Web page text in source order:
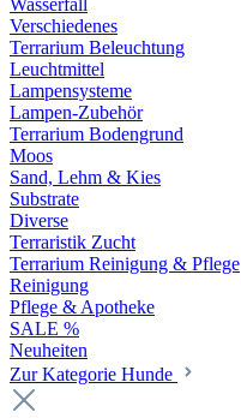
Wasserfall
Verschiedenes
Terrarium Beleuchtung
Leuchtmittel
Lampensysteme
Lampen-Zubehör
Terrarium Bodengrund
Moos
Sand, Lehm & Kies
Substrate
Diverse
Terraristik Zucht
Terrarium Reinigung & Pflege
Reinigung
Pflege & Apotheke
SALE %
Neuheiten
Zur Kategorie Hunde